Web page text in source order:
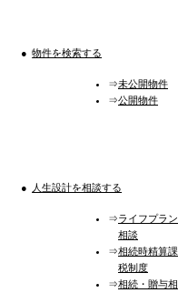
物件を検索する
未公開物件
公開物件
人生設計を相談する
ライフプラン
相談
相続時精算課
税制度
相続・贈与相